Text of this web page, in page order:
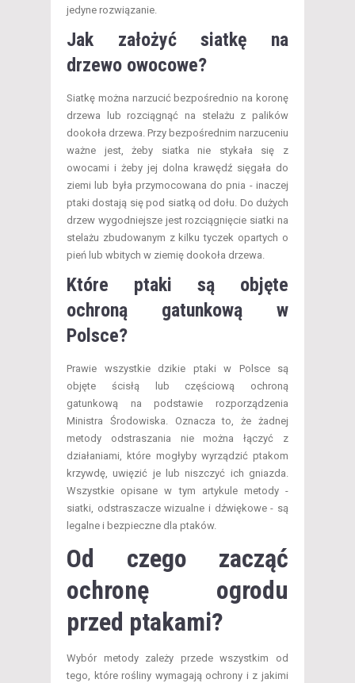
jedyne rozwiązanie.
Jak założyć siatkę na
drzewo owocowe?
Siatkę można narzucić bezpośrednio na koronę
drzewa lub rozciągnąć na stelażu z palików
dookoła drzewa. Przy bezpośrednim narzuceniu
ważne jest, żeby siatka nie stykała się z
owocami i żeby jej dolna krawędź sięgała do
ziemi lub była przymocowana do pnia - inaczej
ptaki dostają się pod siatką od dołu. Do dużych
drzew wygodniejsze jest rozciągnięcie siatki na
stelażu zbudowanym z kilku tyczek opartych o
pień lub wbitych w ziemię dookoła drzewa.
Które ptaki są objęte
ochroną gatunkową w
Polsce?
Prawie wszystkie dzikie ptaki w Polsce są
objęte ścisłą lub częściową ochroną
gatunkową na podstawie rozporządzenia
Ministra Środowiska. Oznacza to, że żadnej
metody odstraszania nie można łączyć z
działaniami, które mogłyby wyrządzić ptakom
krzywdę, uwięzić je lub niszczyć ich gniazda.
Wszystkie opisane w tym artykule metody -
siatki, odstraszacze wizualne i dźwiękowe - są
legalne i bezpieczne dla ptaków.
Od czego zacząć
ochronę ogrodu
przed ptakami?
Wybór metody zależy przede wszystkim od
tego, które rośliny wymagają ochrony i z jakimi